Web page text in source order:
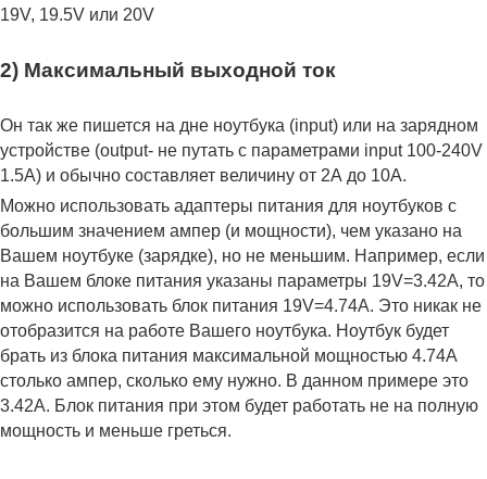
19V, 19.5V или 20V
2) Максимальный выходной ток
Он так же пишется на дне ноутбука (input) или на зарядном
устройстве (output- не путать с параметрами input 100-240V
1.5A) и обычно составляет величину от 2А до 10A.
Можно использовать адаптеры питания для ноутбуков с
большим значением ампер (и мощности), чем указано на
Вашем ноутбуке (зарядке), но не меньшим. Например, если
на Вашем блоке питания указаны параметры 19V=3.42A, то
можно использовать блок питания 19V=4.74A. Это никак не
отобразится на работе Вашего ноутбука. Ноутбук будет
брать из блока питания максимальной мощностью 4.74А
столько ампер, сколько ему нужно. В данном примере это
3.42А. Блок питания при этом будет работать не на полную
мощность и меньше греться.